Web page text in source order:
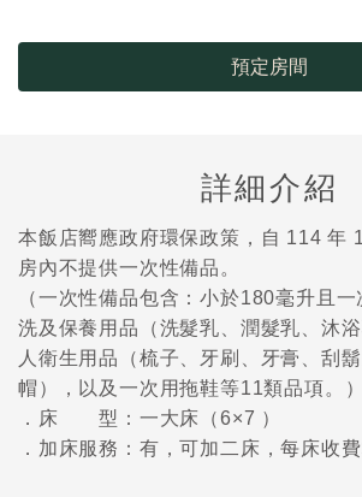
預定房間
詳細介紹
本飯店嚮應政府環保政策，自 114 年
房內不提供一次性備品。
（一次性備品包含：小於180毫升且
洗及保養用品（洗髮乳、潤髮乳、沐
人衛生用品（梳子、牙刷、牙膏、刮
帽），以及一次用拖鞋等11類品項。）
．床 型：一大床（6×7 ）
．加床服務：有，可加二床，每床收